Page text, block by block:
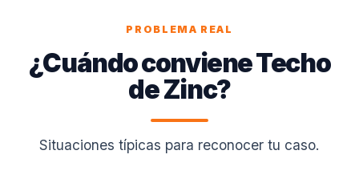
PROBLEMA REAL
¿Cuándo conviene Techo
de Zinc?
Situaciones típicas para reconocer tu caso.